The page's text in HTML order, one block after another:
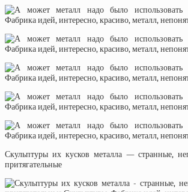
Скульптуры их кусков металла — странные,
притягательные